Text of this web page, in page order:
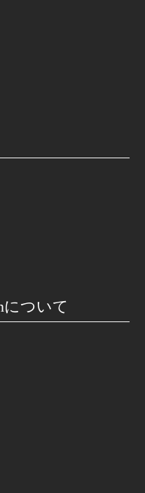
について